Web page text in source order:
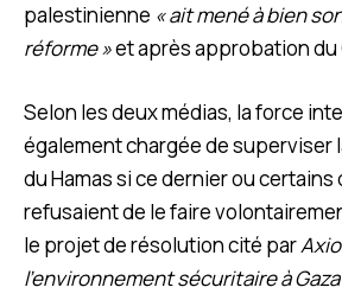
palestinienne « ait mené à bien
réforme »et après approbation du
Selon les deux médias, la force
également chargée de superviser
du Hamas si ce dernier ou
refusaient de le faire
le projet de résolution cité par
l’environnement sécuritaire à